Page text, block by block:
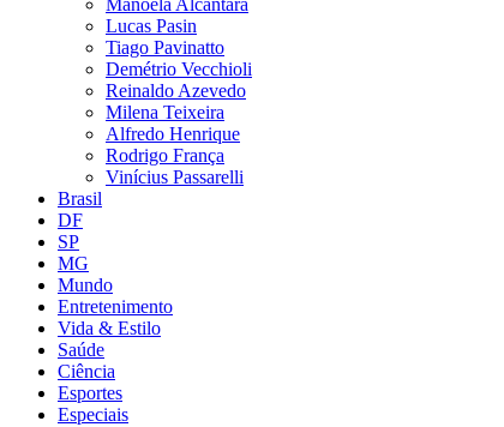
Manoela Alcântara
Lucas Pasin
Tiago Pavinatto
Demétrio Vecchioli
Reinaldo Azevedo
Milena Teixeira
Alfredo Henrique
Rodrigo França
Vinícius Passarelli
Brasil
DF
SP
MG
Mundo
Entretenimento
Vida & Estilo
Saúde
Ciência
Esportes
Especiais